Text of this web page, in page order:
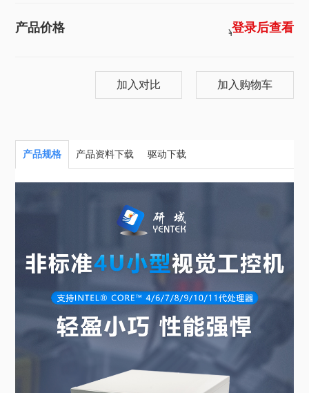
产品价格 登录后查看
￥1742
加入购物车
加入对比
产品规格 产品资料下载 驱动下载